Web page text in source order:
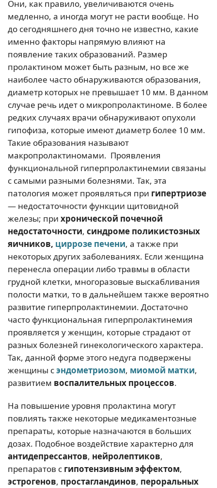
Они, как правило, увеличиваются очень
медленно, а иногда могут не расти вообще. Но
до сегодняшнего дня точно не известно, какие
именно факторы напрямую влияют на
появление таких образований. Размер
пролактином может быть разным, но все же
наиболее часто обнаруживаются образования,
диаметр которых не превышает 10 мм. В данном
случае речь идет о микропролактиноме. В более
редких случаях врачи обнаруживают опухоли
гипофиза, которые имеют диаметр более 10 мм.
Такие образования называют
макропролактиномами. Проявления
функциональной гиперпролактинемии связаны
с самыми разными болезнями. Так, эта
патология может проявляться при гипертриозе
— недостаточности функции щитовидной
железы; при хронической почечной
недостаточности, синдроме поликистозных
яичников, циррозе печени, а также при
некоторых других заболеваниях. Если женщина
перенесла операции либо травмы в области
грудной клетки, многоразовые выскабливания
полости матки, то в дальнейшем также вероятно
развитие гиперпролактинемии. Достаточно
часто функциональная гиперпролактинемия
проявляется у женщин, которые страдают от
разных болезней гинекологического характера.
Так, данной форме этого недуга подвержены
женщины сэндометриозом, миомой матки,
развитием воспалительных процессов.
На повышение уровня пролактина могут
повлиять также некоторые медикаментозные
препараты, которые назначаются в больших
дозах. Подобное воздействие характерно для
антидепрессантов, нейролептиков,
препаратов с гипотензивным эффектом,
эстрогенов, простагландинов, пероральных